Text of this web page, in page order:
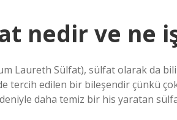
nedir ve ne
Laureth Sülfat), sülfat olarak da
tercih edilen bir bileşendir çünkü
daha temiz bir his yaratan